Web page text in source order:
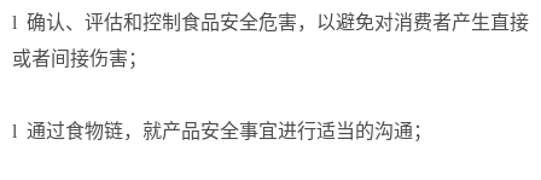
l 确认、评估和控制食品安全危害，以避免对消费者产生直接
或者间接伤害；
l 通过食物链，就产品安全事宜进行适当的沟通；